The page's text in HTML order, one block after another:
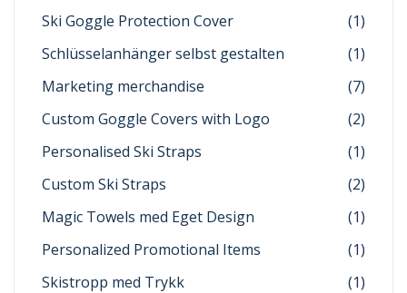
Ski Goggle Protection Cover
(1)
Schlüsselanhänger selbst gestalten
(1)
Marketing merchandise
(7)
Custom Goggle Covers with Logo
(2)
Personalised Ski Straps
(1)
Custom Ski Straps
(2)
Magic Towels med Eget Design
(1)
Personalized Promotional Items
(1)
Skistropp med Trykk
(1)